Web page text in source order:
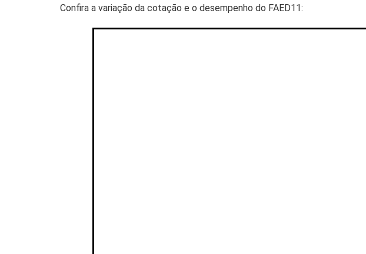
Confira a variação da cotação e o desempenho do FAED11: